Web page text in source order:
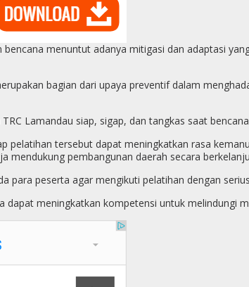
bencana menuntut adanya mitigasi dan adaptasi
bagian dari upaya preventif dalam
Lamandau siap, sigap, dan tangkas saat
pelatihan tersebut dapat meningkatkan rasa
mendukung pembangunan daerah secara
para peserta agar mengikuti pelatihan dengan
dapat meningkatkan kompetensi untuk melindungi